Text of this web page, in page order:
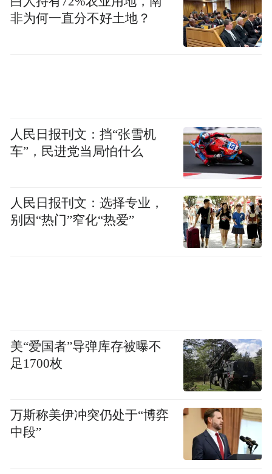
非为何一直分不好土地？
人民日报刊文：挡“张雪机
车”，民进党当局怕什么
人民日报刊文：选择专业，
别因“热门”窄化“热爱”
美“爱国者”导弹库存被曝不
足1700枚
万斯称美伊冲突仍处于“博弈
中段”